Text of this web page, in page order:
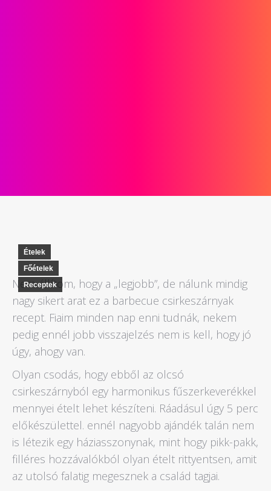
Ételek
Főételek
Receptek
Nem állítom, hogy a „legjobb”, de nálunk mindig
nagy sikert arat ez a barbecue csirkeszárnyak
recept. Fiaim minden nap enni tudnák, nekem
pedig ennél jobb visszajelzés nem is kell, hogy jó
úgy, ahogy van.
Olyan csodás, hogy ebből az olcsó
csirkeszárnyból egy harmonikus fűszerkeverékkel
mennyei ételt lehet készíteni. Ráadásul úgy 5 perc
előkészülettel. ennél nagyobb ajándék talán nem
is létezik egy háziasszonynak, mint hogy pikk-pakk,
filléres hozzávalókból olyan ételt rittyentsen, amit
az utolsó falatig megesznek a család tagjai.